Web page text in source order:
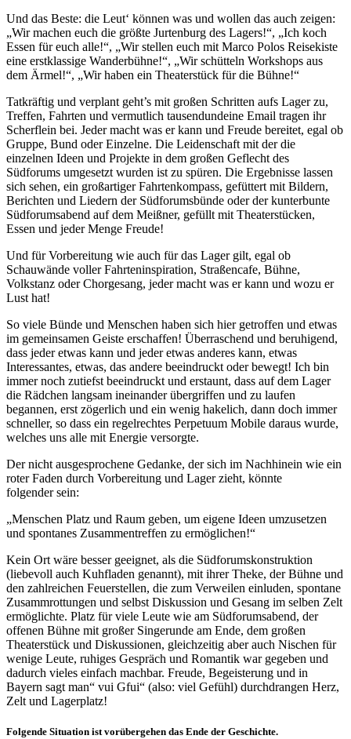
Und das Beste: die Leut‘ können was und wollen das auch zeigen:
„Wir machen euch die größte Jurtenburg des Lagers!“, „Ich koch
Essen für euch alle!“, „Wir stellen euch mit Marco Polos Reisekiste
eine erstklassige Wanderbühne!“, „Wir schütteln Workshops aus
dem Ärmel!“, „Wir haben ein Theaterstück für die Bühne!“
Tatkräftig und verplant geht’s mit großen Schritten aufs Lager zu,
Treffen, Fahrten und vermutlich tausendundeine Email tragen ihr
Scherflein bei. Jeder macht was er kann und Freude bereitet, egal ob
Gruppe, Bund oder Einzelne. Die Leidenschaft mit der die
einzelnen Ideen und Projekte in dem großen Geflecht des
Südforums umgesetzt wurden ist zu spüren. Die Ergebnisse lassen
sich sehen, ein großartiger Fahrtenkompass, gefüttert mit Bildern,
Berichten und Liedern der Südforumsbünde oder der kunterbunte
Südforumsabend auf dem Meißner, gefüllt mit Theaterstücken,
Essen und jeder Menge Freude!
Und für Vorbereitung wie auch für das Lager gilt, egal ob
Schauwände voller Fahrteninspiration, Straßencafe, Bühne,
Volkstanz oder Chorgesang, jeder macht was er kann und wozu er
Lust hat!
So viele Bünde und Menschen haben sich hier getroffen und etwas
im gemeinsamen Geiste erschaffen! Überraschend und beruhigend,
dass jeder etwas kann und jeder etwas anderes kann, etwas
Interessantes, etwas, das andere beeindruckt oder bewegt! Ich bin
immer noch zutiefst beeindruckt und erstaunt, dass auf dem Lager
die Rädchen langsam ineinander übergriffen und zu laufen
begannen, erst zögerlich und ein wenig hakelich, dann doch immer
schneller, so dass ein regelrechtes Perpetuum Mobile daraus wurde,
welches uns alle mit Energie versorgte.
Der nicht ausgesprochene Gedanke, der sich im Nachhinein wie ein
roter Faden durch Vorbereitung und Lager zieht, könnte
folgender sein:
„Menschen Platz und Raum geben, um eigene Ideen umzusetzen
und spontanes Zusammentreffen zu ermöglichen!“
Kein Ort wäre besser geeignet, als die Südforumskonstruktion
(liebevoll auch Kuhfladen genannt), mit ihrer Theke, der Bühne und
den zahlreichen Feuerstellen, die zum Verweilen einluden, spontane
Zusammrottungen und selbst Diskussion und Gesang im selben Zelt
ermöglichte. Platz für viele Leute wie am Südforumsabend, der
offenen Bühne mit großer Singerunde am Ende, dem großen
Theaterstück und Diskussionen, gleichzeitig aber auch Nischen für
wenige Leute, ruhiges Gespräch und Romantik war gegeben und
dadurch vieles einfach machbar. Freude, Begeisterung und in
Bayern sagt man“ vui Gfui“ (also: viel Gefühl) durchdrangen Herz,
Zelt und Lagerplatz!
Folgende Situation ist vorübergehen das Ende der Geschichte.